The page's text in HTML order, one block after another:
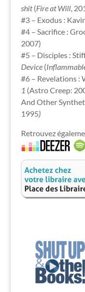
shit(Fire at Will,
#3 – Exodus :
#4 – Sacrifice :
2007)
#5 – Disciples :
Device(
#6 – Revelations :
1 (Astro Creep:
And Other
1995)
Retrouvez